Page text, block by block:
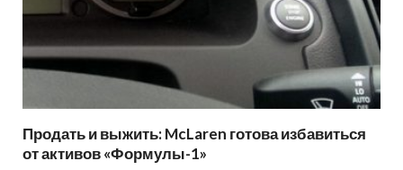
Продать и выжить: McLaren готова избавиться
от активов «Формулы-1»